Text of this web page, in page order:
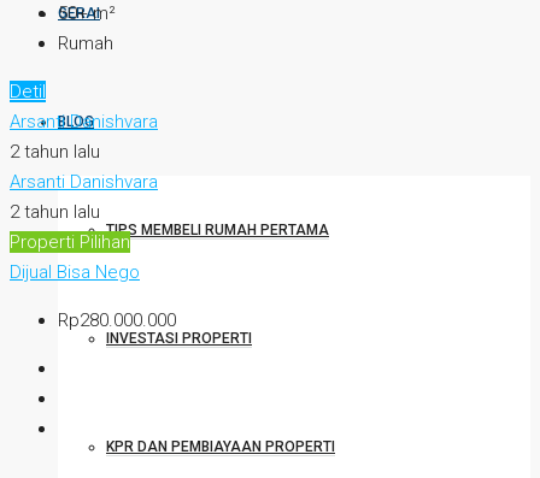
GERAI
BLOG
TIPS MEMBELI RUMAH PERTAMA
INVESTASI PROPERTI
KPR DAN PEMBIAYAAN PROPERTI
50+ m²
Rumah
Detil
Arsanti Danishvara
2 tahun lalu
Arsanti Danishvara
2 tahun lalu
Properti Pilihan
Dijual Bisa Nego
Rp280.000.000